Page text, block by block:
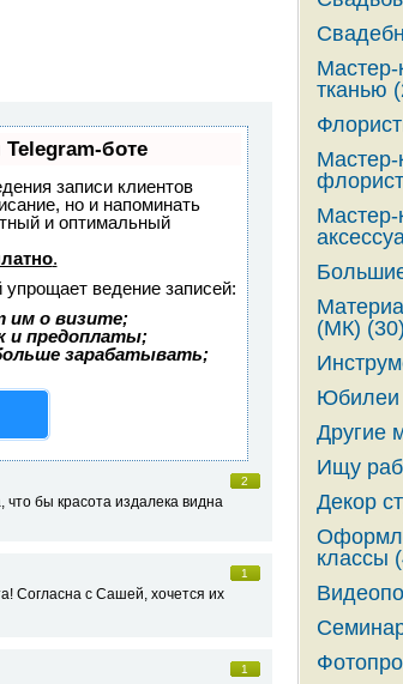
боте
записи клиентов
но и напоминать
и оптимальный
.
ведение записей:
им о визите;
и предоплаты;
зарабатывать;
2
бы красота издалека видна
1
Согласна с Сашей, хочется их
1
Мастер-
тканью
Мастер-
(МК) (30)
Юбилеи
Другие
Ищу
Декор
классы